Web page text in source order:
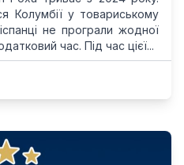
Колумбії у товариському
не програли жодної
час. Під час цієї...